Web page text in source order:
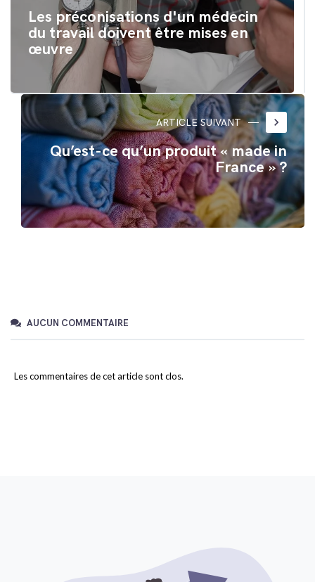
Les préconisations d'un médecin
du travail doivent être mises en
œuvre
ARTICLE SUIVANT keyboard_arrow_right
Qu’est-ce qu’un produit « made in
France » ?
AUCUN COMMENTAIRE
Les commentaires de cet article sont clos.